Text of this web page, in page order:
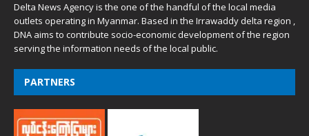
Delta News Agency is the one of the handful of the local media
outlets operating in Myanmar. Based in the Irrawaddy delta region ,
DNA aims to contribute socio-economic development of the region
serving the information needs of the local public.
PARTNERS